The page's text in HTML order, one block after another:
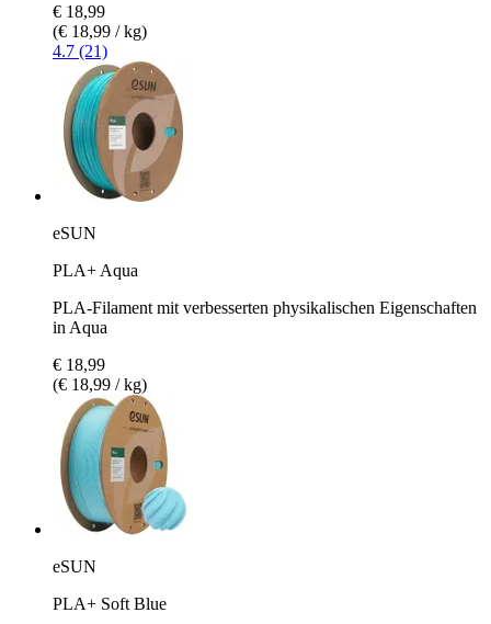
€ 18,99
(€ 18,99 / kg)
4.7 (21)
eSUN
PLA+ Aqua
PLA-Filament mit verbesserten physikalischen Eigenschaften
in Aqua
€ 18,99
(€ 18,99 / kg)
eSUN
PLA+ Soft Blue